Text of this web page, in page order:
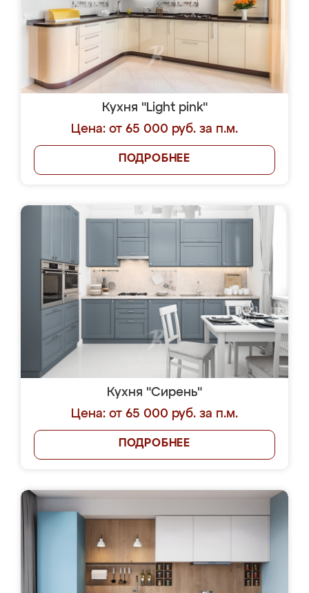
Кухня "Light pink"
Цена: от 65 000 руб. за п.м.
ПОДРОБНЕЕ
Кухня "Сирень"
Цена: от 65 000 руб. за п.м.
ПОДРОБНЕЕ